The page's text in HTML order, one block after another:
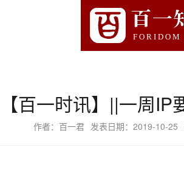
百一
【百一时讯】||一周IP
作者：百一君 发表日期：2019-10-25